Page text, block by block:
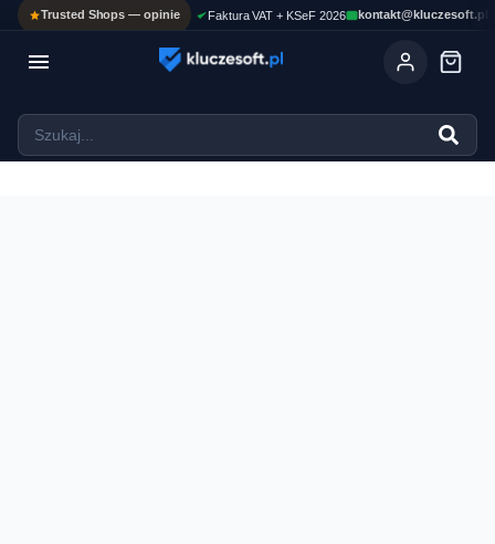
Trusted Shops — opinie Faktura VAT + KSeF 2026 kontakt@kluczesoft.pl
 ASYSTENT AI